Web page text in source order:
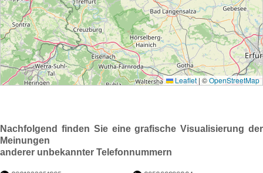
Nachfolgend finden Sie eine grafische Visualisierung der
Meinungen
anderer unbekannter Telefonnummern